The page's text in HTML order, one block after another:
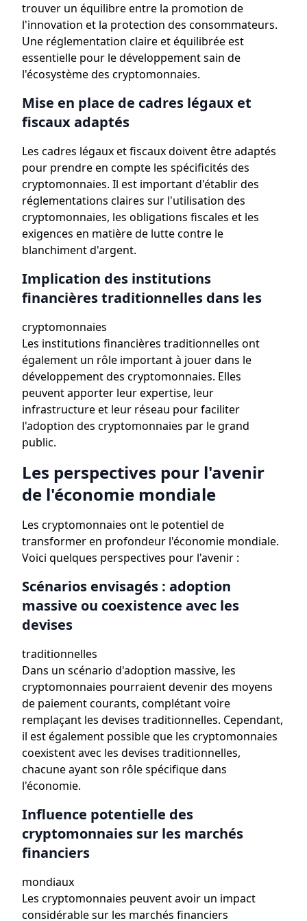
trouver un équilibre entre la promotion de
l'innovation et la protection des consommateurs.
Une réglementation claire et équilibrée est
essentielle pour le développement sain de
l'écosystème des cryptomonnaies.
Mise en place de cadres légaux et
fiscaux adaptés
Les cadres légaux et fiscaux doivent être adaptés
pour prendre en compte les spécificités des
cryptomonnaies. Il est important d'établir des
réglementations claires sur l'utilisation des
cryptomonnaies, les obligations fiscales et les
exigences en matière de lutte contre le
blanchiment d'argent.
Implication des institutions
financières traditionnelles dans les
cryptomonnaies
Les institutions financières traditionnelles ont
également un rôle important à jouer dans le
développement des cryptomonnaies. Elles
peuvent apporter leur expertise, leur
infrastructure et leur réseau pour faciliter
l'adoption des cryptomonnaies par le grand
public.
Les perspectives pour l'avenir
de l'économie mondiale
Les cryptomonnaies ont le potentiel de
transformer en profondeur l'économie mondiale.
Voici quelques perspectives pour l'avenir :
Scénarios envisagés : adoption
massive ou coexistence avec les
devises
traditionnelles
Dans un scénario d'adoption massive, les
cryptomonnaies pourraient devenir des moyens
de paiement courants, complétant voire
remplaçant les devises traditionnelles. Cependant,
il est également possible que les cryptomonnaies
coexistent avec les devises traditionnelles,
chacune ayant son rôle spécifique dans
l'économie.
Influence potentielle des
cryptomonnaies sur les marchés
financiers
mondiaux
Les cryptomonnaies peuvent avoir un impact
considérable sur les marchés financiers